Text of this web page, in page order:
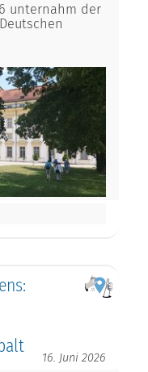
unternahm der
16. Juni 2026